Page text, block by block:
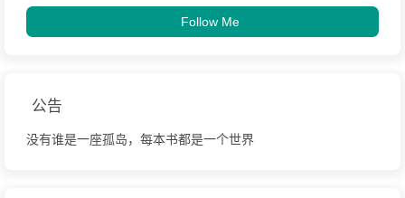
Follow Me
公告
没有谁是一座孤岛，每本书都是一个世界